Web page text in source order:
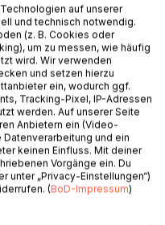
für Frauen 60+.
Neustart zu wagen.
kann ein Einstieg
nachgeholt, noch
mit Gelassenheit das
oder auch Übungen,
spannend und
auf unserer
und technisch notwendig.
(z. B. Cookies oder
um zu messen, wie häufig
wird. Wir verwenden
und setzen hierzu
ein, wodurch ggf.
Tracking-Pixel, IP-Adressen
werden. Auf unserer Seite
Anbietern ein (Video-
und ein
keinen Einfluss. Mit deiner
Vorgänge ein. Du
unter „Privacy-Einstellungen“)
(BoD-Impressum)